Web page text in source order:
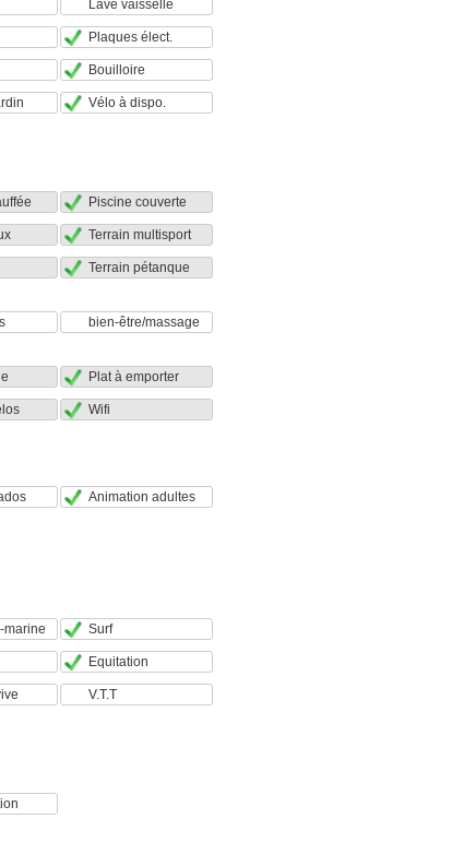
Lave vaisselle
Plaques élect.
Bouilloire
Vélo à dispo.
Piscine couverte
Terrain multisport
Terrain pétanque
bien-être/massage
Plat à emporter
Wifi
Animation adultes
Surf
Equitation
V.T.T